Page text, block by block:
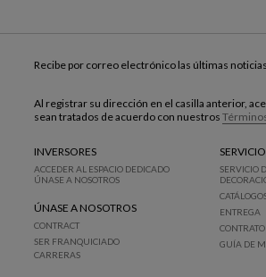
Recibe por correo electrónico las últimas
Al registrar su dirección en el casilla anterior,
sean tratados de acuerdo con nuestros
INVERSORES
ACCEDER AL ESPACIO DEDICADO
ÚNASE A NOSOTROS
ÚNASE A NOSOTROS
CONTRACT
SER FRANQUICIADO
CARRERAS
SERVICIO
ENTREGA
GUÍA DE